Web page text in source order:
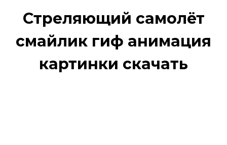
Стреляющий самолёт
смайлик гиф анимация
картинки скачать